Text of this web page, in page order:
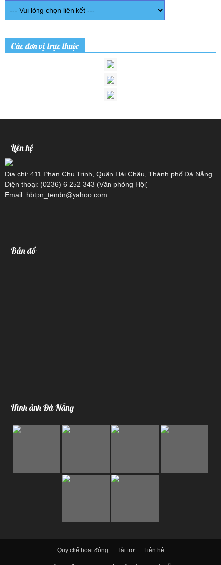
Các đơn vị trực thuộc
Liên hệ
Địa chỉ: 411 Phan Chu Trinh, Quận Hải Châu, Thành phố Đà Nẵng
Điện thoại: (0236) 6 252 343 (Văn phòng Hội)
Email: hbtpn_tendn@yahoo.com
Bản đồ
Hình ảnh Đà Nẵng
Quy chế hoạt động Tài trợ Liên hệ